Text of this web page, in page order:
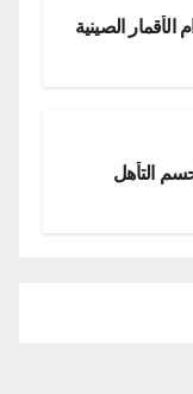
الأقمار الصينية
التأهل